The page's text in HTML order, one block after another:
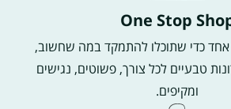
One Stop
אחד כדי שתוכלו להתמקד במה שחשוב,
טבעיים לכל צורך, פשוטים, נגישים
ומקיפים.